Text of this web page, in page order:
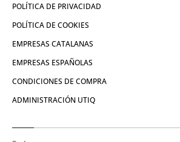
POLÍTICA DE PRIVACIDAD
POLÍTICA DE COOKIES
EMPRESAS CATALANAS
EMPRESAS ESPAÑOLAS
CONDICIONES DE COMPRA
ADMINISTRACIÓN UTIQ